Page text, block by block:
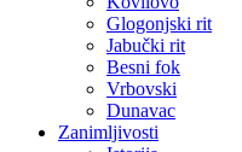
Glogonjski rit
Jabučki rit
Besni fok
Vrbovski
Dunavac
Zanimljivosti